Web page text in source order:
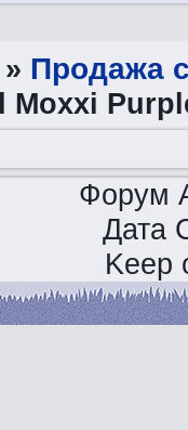
» Продажа
Moxxi
Форум
Дата
Keep